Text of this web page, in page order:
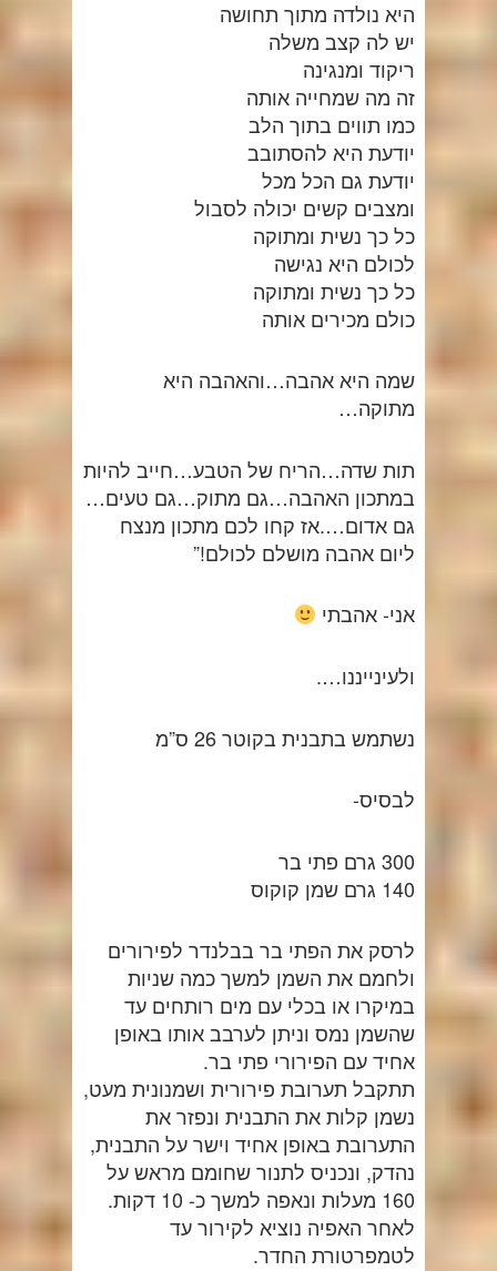
היא נולדה מתוך תחושה
יש לה קצב משלה
ריקוד ומנגינה
זה מה שמחייה אותה
כמו תווים בתוך הלב
יודעת היא להסתובב
יודעת גם הכל מכל
ומצבים קשים יכולה לסבול
כל כך נשית ומתוקה
לכולם היא נגישה
כל כך נשית ומתוקה
כולם מכירים אותה
שמה היא אהבה…והאהבה היא
מתוקה…
תות שדה…הריח של הטבע…חייב להיות
במתכון האהבה…גם מתוק…גם טעים…
גם אדום….אז קחו לכם מתכון מנצח
ליום אהבה מושלם לכולם!”
אני- אהבתי
ולעינייננו….
נשתמש בתבנית בקוטר 26 ס”מ
לבסיס-
300 גרם פתי בר
140 גרם שמן קוקוס
לרסק את הפתי בר בבלנדר לפירורים
ולחמם את השמן למשך כמה שניות
במיקרו או בכלי עם מים רותחים עד
שהשמן נמס וניתן לערבב אותו באופן
אחיד עם הפירורי פתי בר.
תתקבל תערובת פירורית ושמנונית מעט,
נשמן קלות את התבנית ונפזר את
התערובת באופן אחיד וישר על התבנית,
נהדק, ונכניס לתנור שחומם מראש על
160 מעלות ונאפה למשך כ- 10 דקות.
לאחר האפיה נוציא לקירור עד
לטמפרטורת החדר.